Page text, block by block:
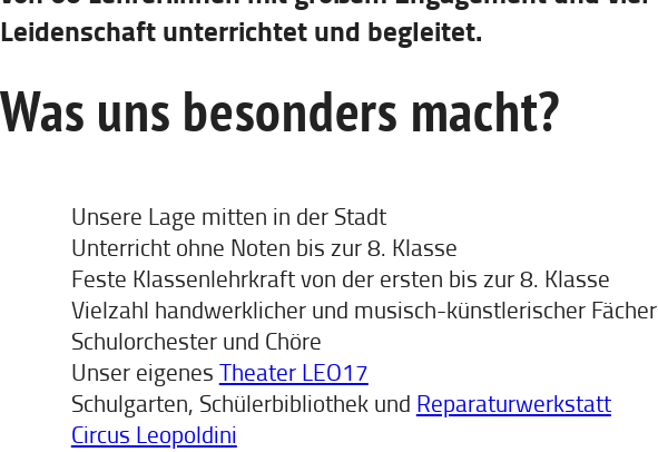
Leidenschaft unterrichtet und begleitet.
Was uns besonders macht?
Unsere Lage mitten in der Stadt
Unterricht ohne Noten bis zur 8. Klasse
Feste Klassenlehrkraft von der ersten bis zur 8. Klasse
Vielzahl handwerklicher und musisch-künstlerischer Fächer
Schulorchester und Chöre
Unser eigenes Theater LEO17
Schulgarten, Schülerbibliothek und Reparaturwerkstatt
Circus Leopoldini